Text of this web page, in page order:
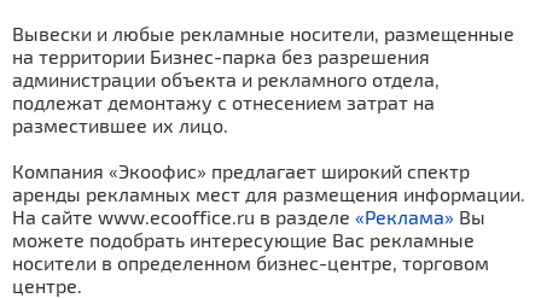
Вывески и любые рекламные носители, размещенные
на территории Бизнес-парка без разрешения
администрации объекта и рекламного отдела,
подлежат демонтажу с отнесением затрат на
разместившее их лицо.
Компания «Экоофис» предлагает широкий спектр
аренды рекламных мест для размещения информации.
На сайте www.ecooffice.ru в разделе «Реклама» Вы
можете подобрать интересующие Вас рекламные
носители в определенном бизнес-центре, торговом
центре.